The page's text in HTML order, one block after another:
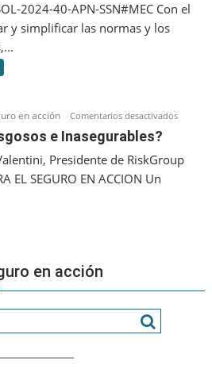
para
de
2024-40-APN-SSN#MEC Con el
y simplificar las normas y los
en acción Comentarios desactivadosen
e Inasegurables?
Presidente de RiskGroup
EL SEGURO EN ACCION Un
en acción